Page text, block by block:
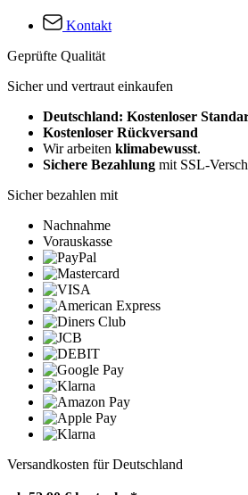
Kontakt
Geprüfte Qualität
Sicher und vertraut einkaufen
Deutschland: Kostenloser
Kostenloser Rückversand
Wir arbeiten klimabewusst.
Sichere Bezahlung mit SSL-
Sicher bezahlen mit
Nachnahme
Vorauskasse
Versandkosten für Deutschland